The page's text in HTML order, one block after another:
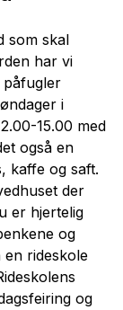
som skal
har vi
påfugler
i
15.00 med
også en
kaffe og saft.
der
er hjertelig
og
en rideskole
og